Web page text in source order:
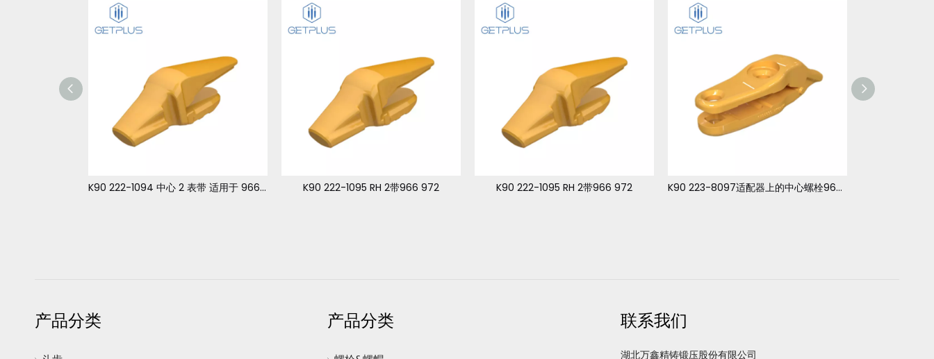
K90 222-1094 中心 2 表带 适用于 966 972 K90 222-1095 RH 2带966 972 K90 222-1095 RH 2带966 972 K90 223-8097适配器上的中心螺栓966 972
产品分类 产品分类 联系我们
湖北万鑫精铸锻压股份有限公司